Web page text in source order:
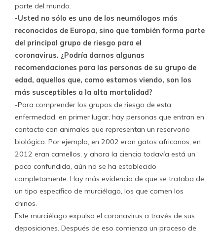
parte del mundo.
-Usted no sólo es uno de los neumólogos más
reconocidos de Europa, sino que también forma parte
del principal grupo de riesgo para el
coronavirus. ¿Podría darnos algunas
recomendaciones para las personas de su grupo de
edad, aquellos que, como estamos viendo, son los
más susceptibles a la alta mortalidad?
-Para comprender los grupos de riesgo de esta
enfermedad, en primer lugar, hay personas que entran en
contacto con animales que representan un reservorio
biológico. Por ejemplo, en 2002 eran gatos africanos, en
2012 eran camellos, y ahora la ciencia todavía está un
poco confundida, aún no se ha establecido
completamente. Hay más evidencia de que se trataba de
un tipo específico de murciélago, los que comen los
chinos.
Este murciélago expulsa el coronavirus a través de sus
deposiciones. Después de eso comienza un proceso de